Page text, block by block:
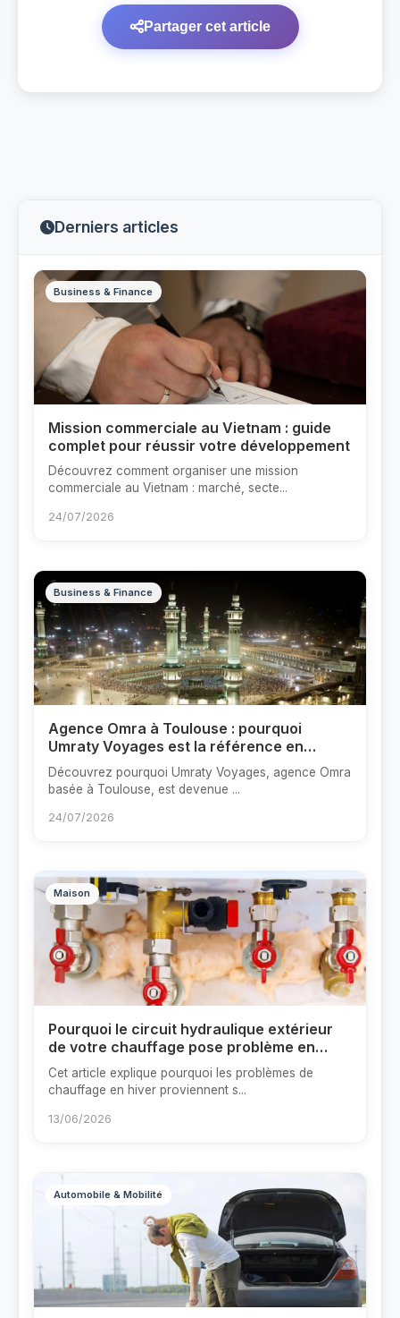
Partager cet article
Derniers articles
Business & Finance
Mission commerciale au Vietnam : guide
complet pour réussir votre développement
Découvrez comment organiser une mission
commerciale au Vietnam : marché, secte...
24/07/2026
Business & Finance
Agence Omra à Toulouse : pourquoi
Umraty Voyages est la référence en
France
Découvrez pourquoi Umraty Voyages, agence Omra
basée à Toulouse, est devenue ...
24/07/2026
Maison
Pourquoi le circuit hydraulique extérieur
de votre chauffage pose problème en
hiver ?
Cet article explique pourquoi les problèmes de
chauffage en hiver proviennent s...
13/06/2026
Automobile & Mobilité